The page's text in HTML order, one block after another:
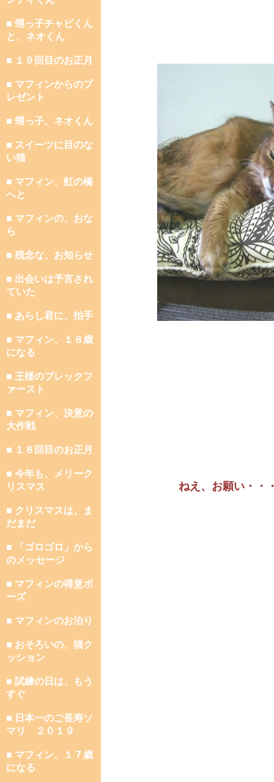
■ 甥っ子チャビくん
と、ネオくん
■ １９回目のお正月
■ マフィンからのプ
レゼント
■ 甥っ子、ネオくん
■ スイーツに目のな
い猫
■ マフィン、虹の橋
へと
■ マフィンの、おな
ら
■ 残念な、お知らせ
■ 出会いは予言され
ていた
■ あらし君に、拍手
■ マフィン、１８歳
になる
■ 王様のブレックフ
ァースト
■ マフィン、決意の
大作戦
■ １８回目のお正月
■ 今年も、メリーク
リスマス
■ クリスマスは、ま
だまだ
■ 「ゴロゴロ」から
のメッセージ
■ マフィンの得意ポ
ーズ
■ マフィンのお泊り
■ おそろいの、猫ク
ッション
■ 試練の日は、もう
すぐ
■ 日本一のご長寿ソ
マリ ２０１９
■ マフィン、１７歳
になる
ねえ、お願い・・